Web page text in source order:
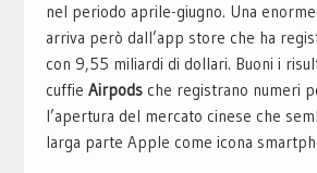
nel periodo aprile-giugno. Una
arriva però dall’app store che ha
con 9,55 miliardi di dollari. Buoni i
cuffie Airpodsche registrano numeri
l’apertura del mercato cinese che
larga parte Apple come icona